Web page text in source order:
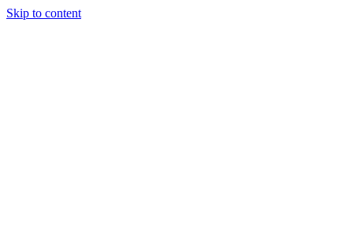
Skip to content